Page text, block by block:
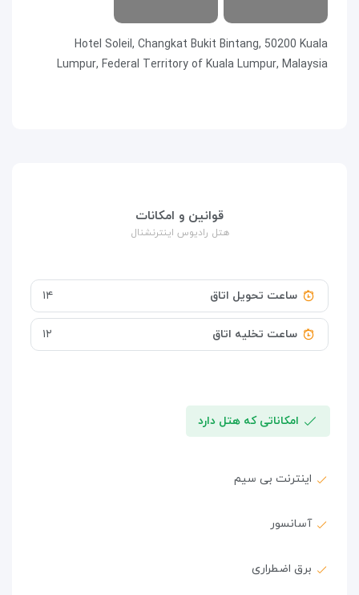
Hotel Soleil, Changkat Bukit Bintang, 50200 Kuala
Lumpur, Federal Territory of Kuala Lumpur, Malaysia
قوانین و امکانات
هتل رادیوس اینترنشنال
ساعت تحویل اتاق ۱۴
ساعت تخلیه اتاق ۱۲
امکاناتی که هتل دارد
اینترنت بی سیم
آسانسور
برق اضطراری